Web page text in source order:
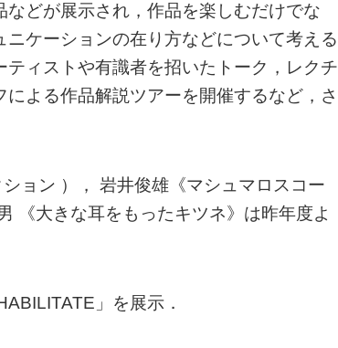
どが展示され，作品を楽しむだけでな
ケーションの在り方などについて考える
ィストや有識者を招いたトーク，レクチ
よる作品解説ツアーを開催するなど，さ
ョン ）， 岩井俊雄《マシュマロスコー
《大きな耳をもったキツネ》は昨年度よ
」を展示．